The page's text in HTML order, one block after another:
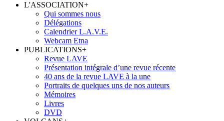
L'ASSOCIATION+
Qui sommes nous
Délégations
Calendrier L.A.V.E.
Webcam Etna
PUBLICATIONS+
Revue LAVE
Présentation intégrale d’une revue récente
40 ans de la revue LAVE à la une
Portraits de quelques uns de nos auteurs
Mémoires
Livres
DVD